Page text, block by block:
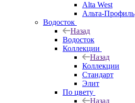
Alta West
Альта-Профиль
Водосток
Назад
Водосток
Коллекции
Назад
Коллекции
Стандарт
Элит
По цвету
Назад